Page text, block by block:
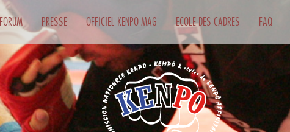
FORUM PRESSE OFFICIEL KENPO MAG ECOLE DES CADRES FAQ